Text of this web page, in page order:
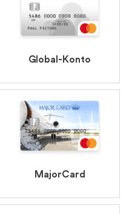
Global-Konto
MajorCard